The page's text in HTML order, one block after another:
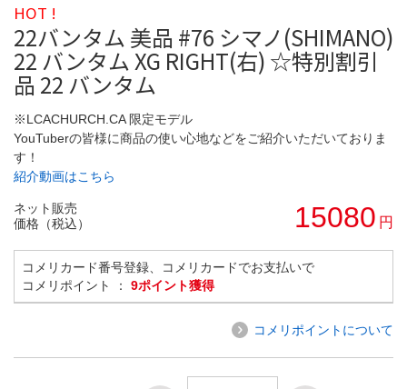
HOT !
22バンタム 美品 #76 シマノ(SHIMANO)
22 バンタム XG RIGHT(右) ☆特別割引
品 22 バンタム
※LCACHURCH.CA 限定モデル
YouTuberの皆様に商品の使い心地などをご紹介いただいておりま
す！
紹介動画はこちら
ネット販売
価格（税込）
15080 円
コメリカード番号登録、コメリカードでお支払いで
コメリポイント ： 9ポイント獲得
コメリポイントについて